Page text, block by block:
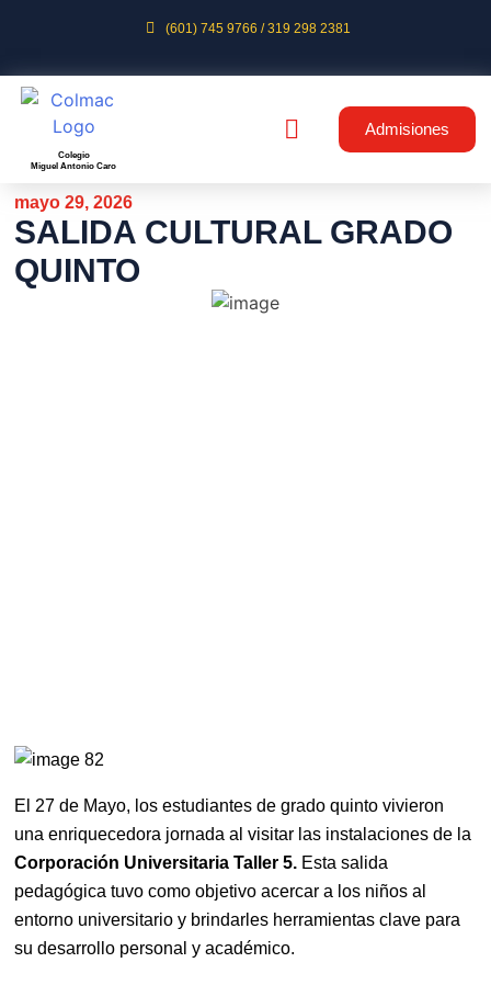
(601) 745 9766 / 319 298 2381
Colegio
Miguel Antonio Caro
Admisiones
mayo 29, 2026
SALIDA CULTURAL GRADO
QUINTO
El 27 de Mayo, los estudiantes de grado quinto vivieron
una enriquecedora jornada al visitar las instalaciones de la
Corporación Universitaria Taller 5. Esta salida
pedagógica tuvo como objetivo acercar a los niños al
entorno universitario y brindarles herramientas clave para
su desarrollo personal y académico.